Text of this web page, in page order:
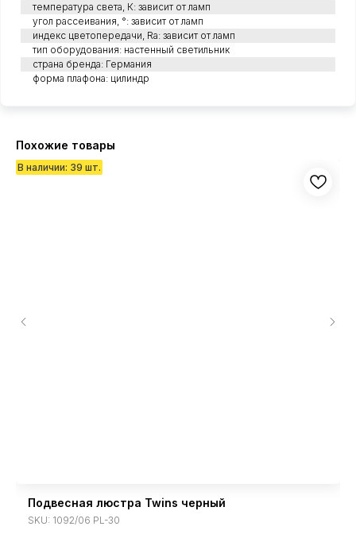
температура света, К: зависит от ламп
угол рассеивания, °: зависит от ламп
индекс цветопередачи, Ra: зависит от ламп
тип оборудования: настенный светильник
страна бренда: Германия
форма плафона: цилиндр
Похожие товары
Подвесная люстра Twins черный
SKU: 1092/06 PL-30